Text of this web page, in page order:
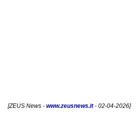
[ZEUS News - www.zeusnews.it- 02-04-2026]